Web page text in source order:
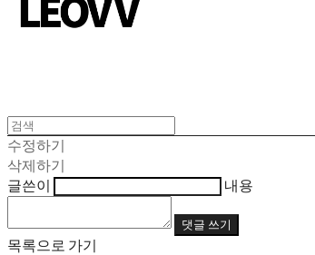
수정하기
삭제하기
글쓴이
내용
댓글 쓰기
목록으로 가기